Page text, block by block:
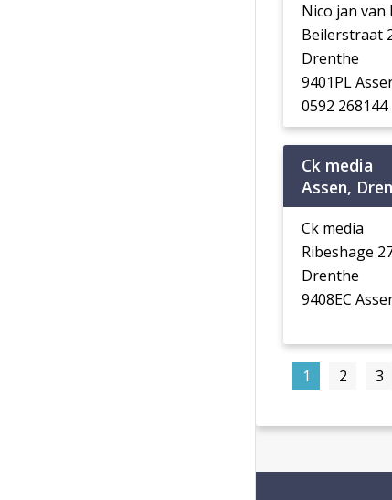
Nico jan
Beilerstraat
Drenthe
9401PL
0592 268144
Ck media
Assen,
Ck media
Ribeshage
Drenthe
9408EC
1 2 3